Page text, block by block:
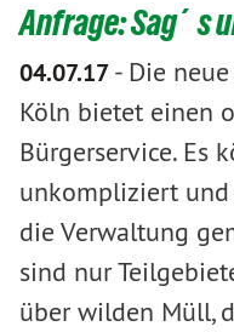
Anfrage: Sag´s
04.07.17- Die
Köln bietet einen
Bürgerservice. Es
unkompliziert und
die Verwaltung
sind nur
über wilden Müll,